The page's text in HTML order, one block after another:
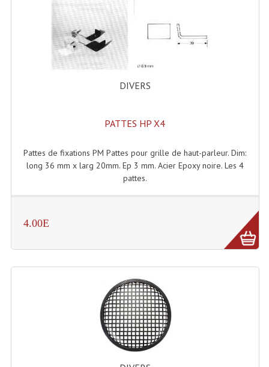
DIVERS
PATTES HP X4
Pattes de fixations PM Pattes pour grille de haut-parleur. Dim:
long 36 mm x larg 20mm. Ep 3 mm. Acier Epoxy noire. Les 4
pattes.
4.00E